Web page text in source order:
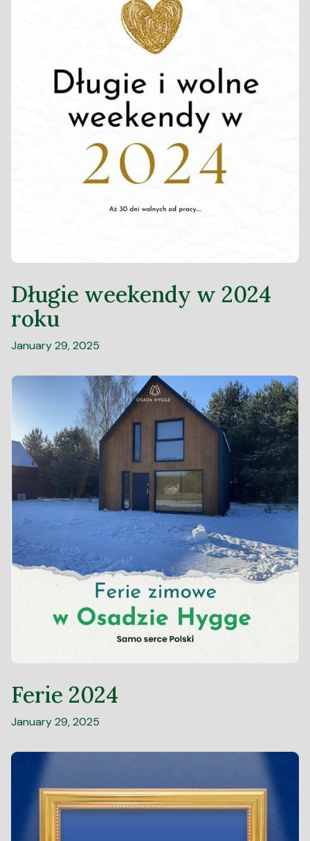
Długie weekendy w 2024
roku
January 29, 2025
Ferie 2024
January 29, 2025